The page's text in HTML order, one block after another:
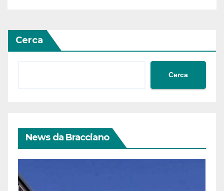
Cerca
Cerca
News da Bracciano